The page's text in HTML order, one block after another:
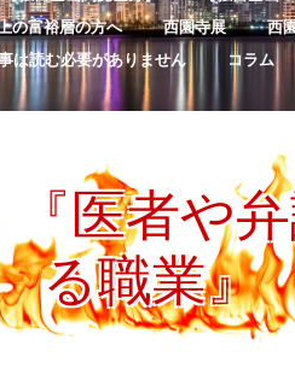
テ
ン
キ
ッ
プ
の富裕層の方へ 西園寺展 西
は読む必要がありません コラム
医者や
る職業』